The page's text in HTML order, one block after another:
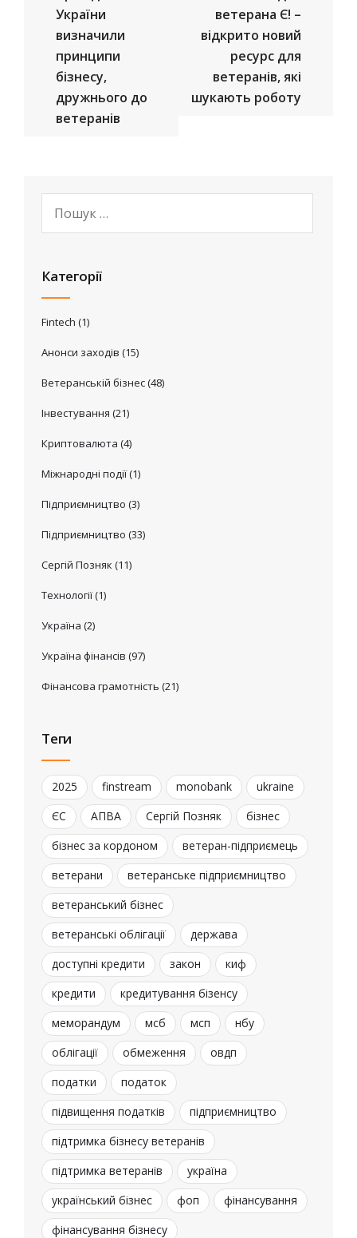
України
визначили
принципи
бізнесу,
дружнього до
ветеранів
ветерана Є! –
відкрито новий
ресурс для
ветеранів, які
шукають роботу
Категорії
Fintech (1)
Анонси заходів (15)
Ветеранській бізнес(48)
Інвестування (21)
Криптовалюта (4)
Міжнародні події(1)
Підприємництво (3)
Підприємництво (33)
Сергій Позняк (11)
Технології(1)
Україна (2)
Україна фінансів (97)
Фінансова грамотність (21)
Теги
2025 finstream monobank
ukraine
ЄС
АПВА Сергій Позняк
бізнес
бізнес за кордоном
ветеран-підприємець
ветерани
ветеранське підприємництво
ветеранський бізнес
ветеранські облігації
держава
доступні кредити
закон
киф
кредити
кредитування бізенсу
меморандум
мсб мсп
нбу
облігації
обмеження
овдп
податки
податок
підвищення податків
підприємництво
підтримка бізнесу ветеранів
підтримка ветеранів
україна
український бізнес
фоп
фінансування
фінансування бізнесу